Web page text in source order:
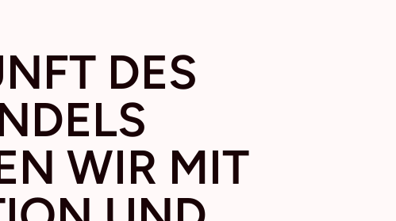
DES
WIR MIT